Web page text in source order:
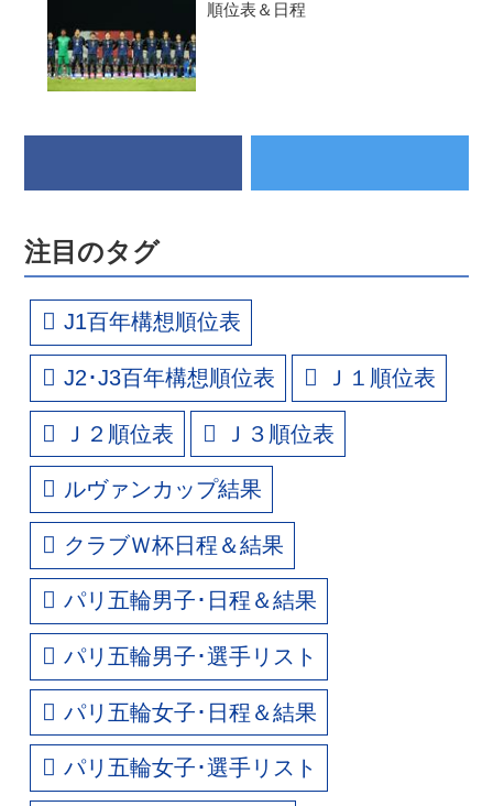
順位表＆日程
注目のタグ
J1百年構想順位表
J2･J3百年構想順位表 Ｊ１順位表
Ｊ２順位表 Ｊ３順位表
ルヴァンカップ結果
クラブＷ杯日程＆結果
パリ五輪男子･日程＆結果
パリ五輪男子･選手リスト
パリ五輪女子･日程＆結果
パリ五輪女子･選手リスト